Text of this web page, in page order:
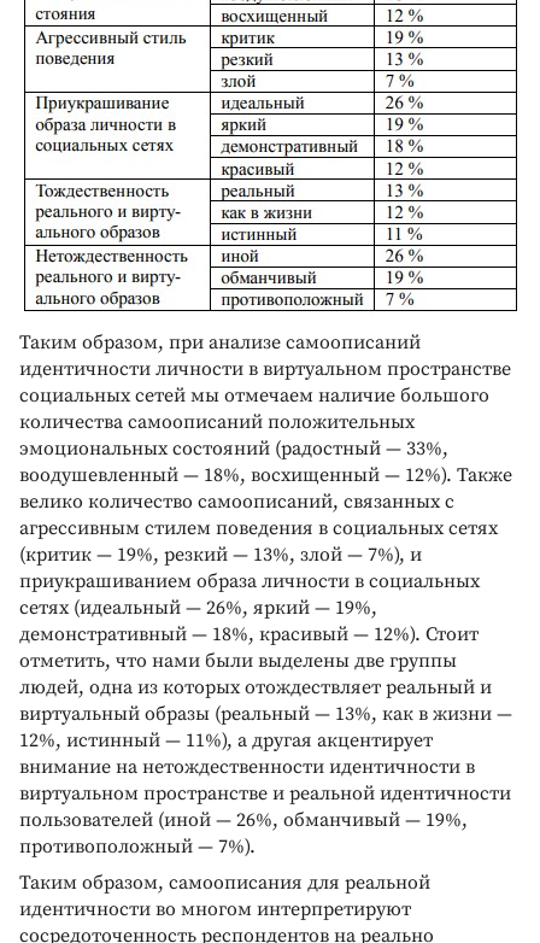
Таким образом, при анализе самоописаний
идентичности личности в виртуальном пространстве
социальных сетей мы отмечаем наличие большого
количества самоописаний положительных
эмоциональных состояний (радостный — 33%,
воодушевленный — 18%, восхищенный — 12%). Также
велико количество самоописаний, связанных с
агрессивным стилем поведения в социальных сетях
(критик — 19%, резкий — 13%, злой — 7%), и
приукрашиванием образа личности в социальных
сетях (идеальный — 26%, яркий — 19%,
демонстративный — 18%, красивый — 12%). Стоит
отметить, что нами были выделены две группы
людей, одна из которых отождествляет реальный и
виртуальный образы (реальный — 13%, как в жизни —
12%, истинный — 11%), а другая акцентирует
внимание на нетождественности идентичности в
виртуальном пространстве и реальной идентичности
пользователей (иной — 26%, обманчивый — 19%,
противоположный — 7%).
Таким образом, самоописания для реальной
идентичности во многом интерпретируют
сосредоточенность респондентов на реально